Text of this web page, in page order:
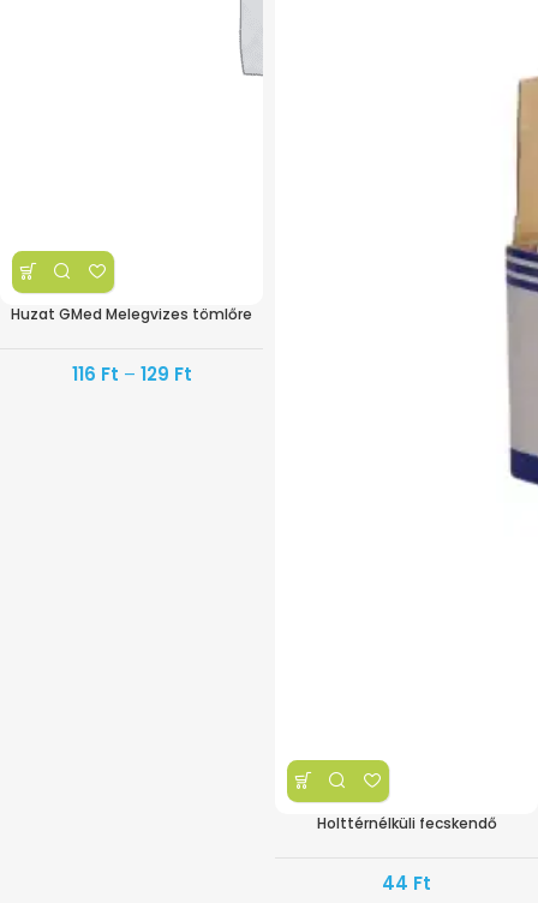
Huzat GMed Melegvizes tömlőre
116 Ft – 129 Ft
Holttérnélküli fecskendő
44 Ft